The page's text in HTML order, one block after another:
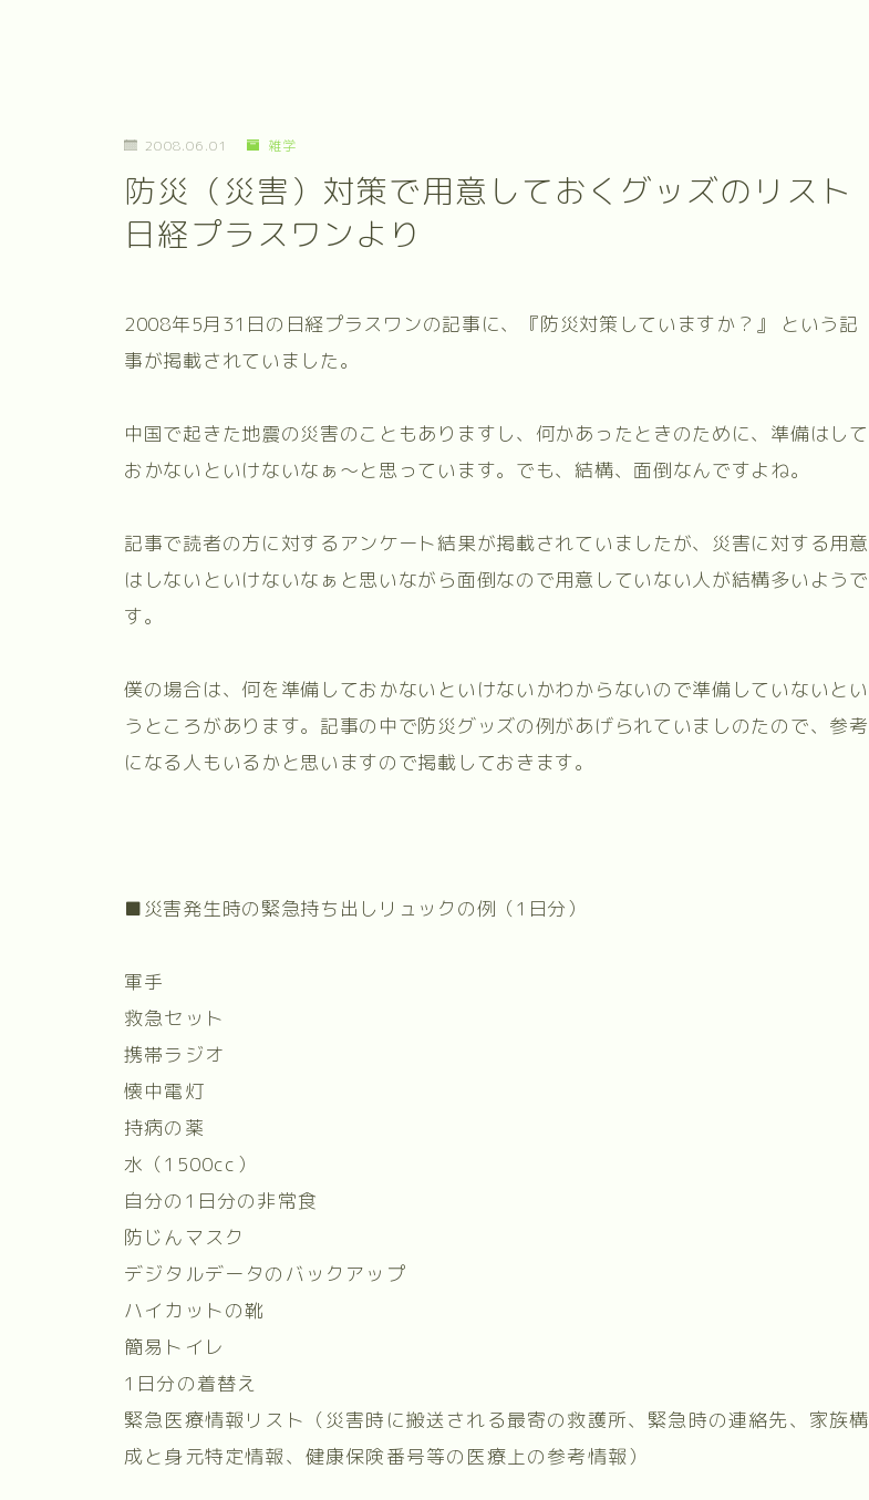
2008.06.01 雑学
防災（災害）対策で用意しておくグッズのリスト
日経プラスワンより
2008年5月31日の日経プラスワンの記事に、『防災対策していますか？』 という記
事が掲載されていました。
中国で起きた地震の災害のこともありますし、何かあったときのために、準備はして
おかないといけないなぁ～と思っています。でも、結構、面倒なんですよね。
記事で読者の方に対するアンケート結果が掲載されていましたが、災害に対する用意
はしないといけないなぁと思いながら面倒なので用意していない人が結構多いようで
す。
僕の場合は、何を準備しておかないといけないかわからないので準備していないとい
うところがあります。記事の中で防災グッズの例があげられていましのたので、参考
になる人もいるかと思いますので掲載しておきます。
■災害発生時の緊急持ち出しリュックの例（1日分）
軍手
救急セット
携帯ラジオ
懐中電灯
持病の薬
水（1500cc）
自分の1日分の非常食
防じんマスク
デジタルデータのバックアップ
ハイカットの靴
簡易トイレ
1日分の着替え
緊急医療情報リスト（災害時に搬送される最寄の救護所、緊急時の連絡先、家族構
成と身元特定情報、健康保険番号等の医療上の参考情報）